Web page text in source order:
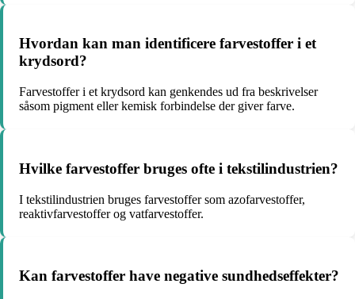
Hvordan kan man identificere farvestoffer i et
krydsord?
Farvestoffer i et krydsord kan genkendes ud fra beskrivelser
såsom pigment eller kemisk forbindelse der giver farve.
Hvilke farvestoffer bruges ofte i tekstilindustrien?
I tekstilindustrien bruges farvestoffer som azofarvestoffer,
reaktivfarvestoffer og vatfarvestoffer.
Kan farvestoffer have negative sundhedseffekter?